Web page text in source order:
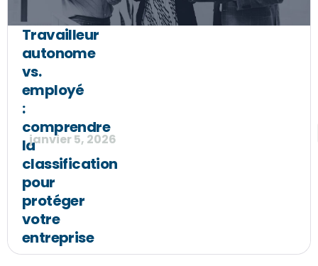
Travailleur
autonome
vs.
employé
:
comprendre
la
classification
pour
protéger
votre
entreprise
janvier 5, 2026